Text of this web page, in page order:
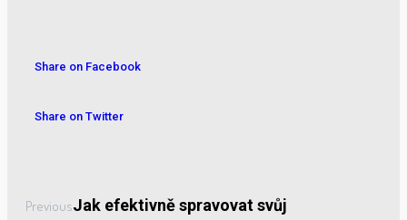
Share on Facebook
Share on Twitter
PreviousJak efektivně spravovat svůj